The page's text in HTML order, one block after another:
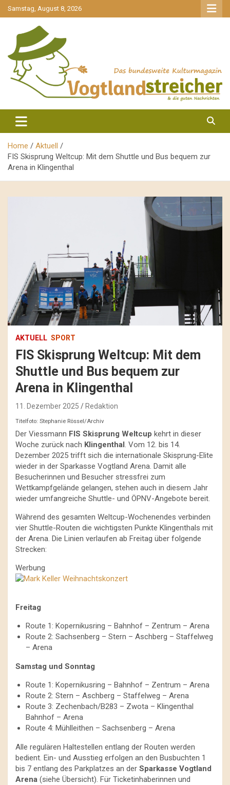
gehe
zum
Samstag, August 8, 2026
Vogtlandstreicher
Home
Aktuell
FIS Skisprung Weltcup: Mit dem Shuttle und Bus bequem zur
Arena in Klingenthal
AKTUELL SPORT
FIS Skisprung Weltcup: Mit dem
Shuttle und Bus bequem zur
Arena in Klingenthal
11. Dezember 2025 Redaktion
Titelfoto: Stephanie Rössel/Archiv
Der Viessmann FIS Skisprung Weltcup kehrt in dieser
Woche zurück nach Klingenthal. Vom 12. bis 14.
Dezember 2025 trifft sich die internationale Skisprung-Elite
wieder in der Sparkasse Vogtland Arena. Damit alle
Besucherinnen und Besucher stressfrei zum
Wettkampfgelände gelangen, stehen auch in diesem Jahr
wieder umfangreiche Shuttle- und ÖPNV-Angebote bereit.
Während des gesamten Weltcup-Wochenendes verbinden
vier Shuttle-Routen die wichtigsten Punkte Klingenthals mit
der Arena. Die Linien verlaufen ab Freitag über folgende
Strecken:
Werbung
Freitag
Route 1: Kopernikusring – Bahnhof – Zentrum – Arena
Route 2: Sachsenberg – Stern – Aschberg – Staffelweg
– Arena
Samstag und Sonntag
Route 1: Kopernikusring – Bahnhof – Zentrum – Arena
Route 2: Stern – Aschberg – Staffelweg – Arena
Route 3: Zechenbach/B283 – Zwota – Klingenthal
Bahnhof – Arena
Route 4: Mühlleithen – Sachsenberg – Arena
Alle regulären Haltestellen entlang der Routen werden
bedient. Ein- und Ausstieg erfolgen an den Busbuchten 1
bis 7 entlang des Parkplatzes an der Sparkasse Vogtland
Arena (siehe Übersicht). Für Ticketinhaberinnen und